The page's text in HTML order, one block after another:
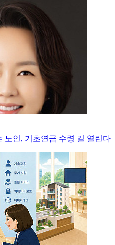
노인, 기초연금 수령 길 열린다